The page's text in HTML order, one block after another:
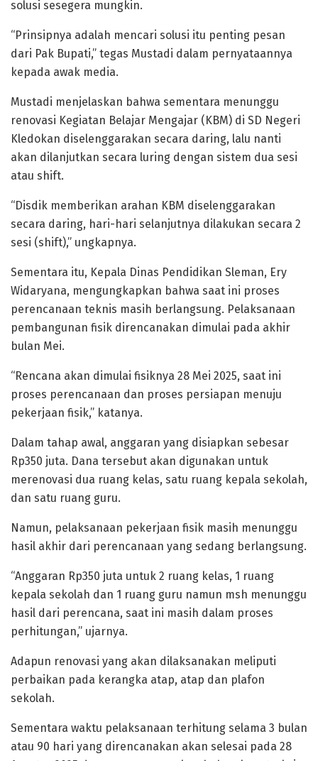
solusi sesegera mungkin.
“Prinsipnya adalah mencari solusi itu penting pesan
dari Pak Bupati,” tegas Mustadi dalam pernyataannya
kepada awak media.
Mustadi menjelaskan bahwa sementara menunggu
renovasi Kegiatan Belajar Mengajar (KBM) di SD Negeri
Kledokan diselenggarakan secara daring, lalu nanti
akan dilanjutkan secara luring dengan sistem dua sesi
atau shift.
“Disdik memberikan arahan KBM diselenggarakan
secara daring, hari-hari selanjutnya dilakukan secara 2
sesi (shift),” ungkapnya.
Sementara itu, Kepala Dinas Pendidikan Sleman, Ery
Widaryana, mengungkapkan bahwa saat ini proses
perencanaan teknis masih berlangsung. Pelaksanaan
pembangunan fisik direncanakan dimulai pada akhir
bulan Mei.
“Rencana akan dimulai fisiknya 28 Mei 2025, saat ini
proses perencanaan dan proses persiapan menuju
pekerjaan fisik,” katanya.
Dalam tahap awal, anggaran yang disiapkan sebesar
Rp350 juta. Dana tersebut akan digunakan untuk
merenovasi dua ruang kelas, satu ruang kepala sekolah,
dan satu ruang guru.
Namun, pelaksanaan pekerjaan fisik masih menunggu
hasil akhir dari perencanaan yang sedang berlangsung.
“Anggaran Rp350 juta untuk 2 ruang kelas, 1 ruang
kepala sekolah dan 1 ruang guru namun msh menunggu
hasil dari perencana, saat ini masih dalam proses
perhitungan,” ujarnya.
Adapun renovasi yang akan dilaksanakan meliputi
perbaikan pada kerangka atap, atap dan plafon
sekolah.
Sementara waktu pelaksanaan terhitung selama 3 bulan
atau 90 hari yang direncanakan akan selesai pada 28